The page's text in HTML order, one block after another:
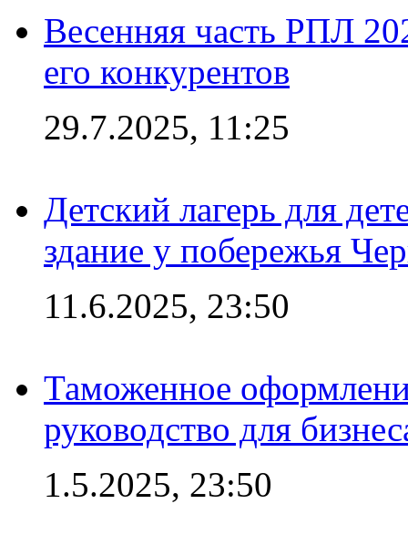
Весенняя часть РПЛ
его конкурентов
29.7.2025, 11:25
Детский лагерь для
здание у побережья
11.6.2025, 23:50
Таможенное
руководство для
1.5.2025, 23:50